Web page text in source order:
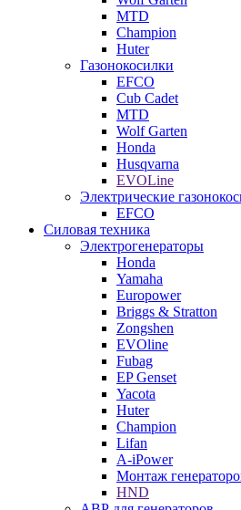
MTD
Champion
Huter
Газонокосилки
EFCO
Cub Cadet
MTD
Wolf Garten
Honda
Husqvarna
EVOLine
Электрические
EFCO
Силовая техника
Электрогенераторы
Honda
Yamaha
Europower
Briggs & Stratton
Zongshen
EVOline
Fubag
EP Genset
Yacota
Huter
Champion
Lifan
A-iPower
Монтаж
HND